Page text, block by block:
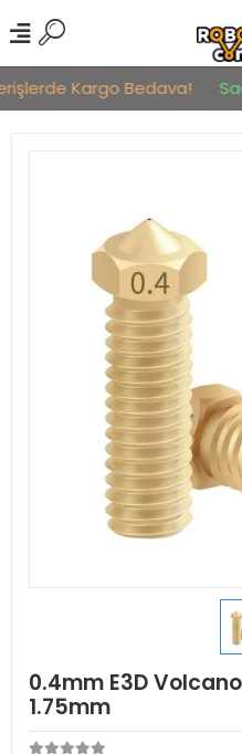
Kargo Bedava!
0.4mm E3D
1.75mm